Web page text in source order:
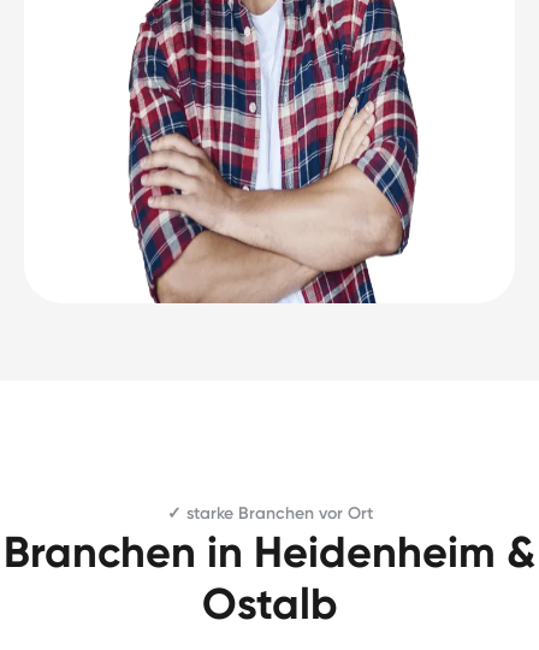
✓ starke Branchen vor Ort
Branchen in Heidenheim &
Ostalb